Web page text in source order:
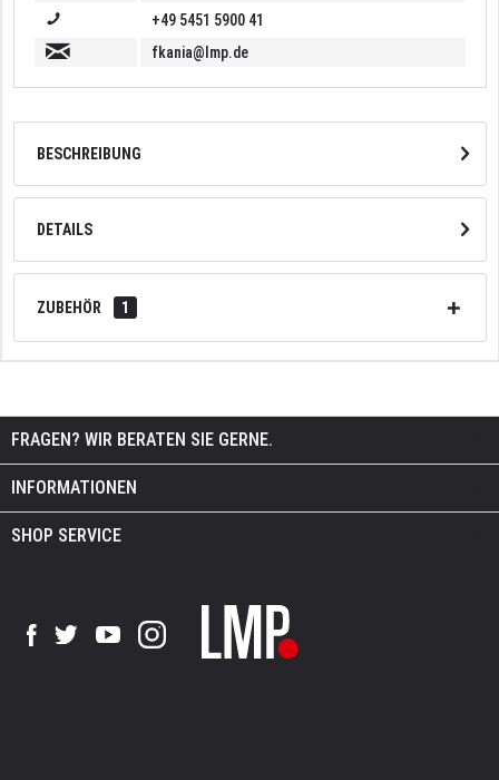
+49 5451 5900 41
fkania@lmp.de
BESCHREIBUNG
DETAILS
ZUBEHÖR 1
FRAGEN? WIR BERATEN SIE GERNE.
INFORMATIONEN
SHOP SERVICE